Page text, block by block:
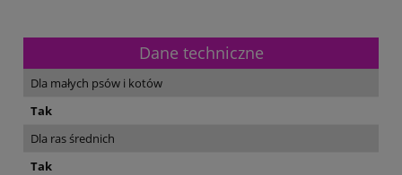
Dane techniczne
Dla małych psów i kotów
Tak
Dla ras średnich
Tak